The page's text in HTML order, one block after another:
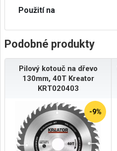
Použití na
Podobné produkty
Pilový kotouč na dřevo
130mm, 40T Kreator
KRT020403
-9%